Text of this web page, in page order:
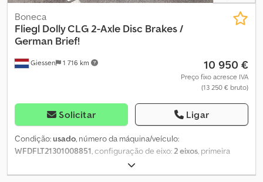
Giessen 1 716 km
Boneca
Fliegl Dolly CLG 2-Axle Disc Brakes /
German Brief!
10 950 €
Preço fixo acresce IVA
(13 250 € bruto)
Solicitar Ligar
Condição:usado, número da máquina/veículo:
WFDFLT21301008851, configuração de eixo:2 eixos, primeira
, Ano de fabrico:
contato conosco para mais informações. Crodpfxexbf Duo Al Rsf